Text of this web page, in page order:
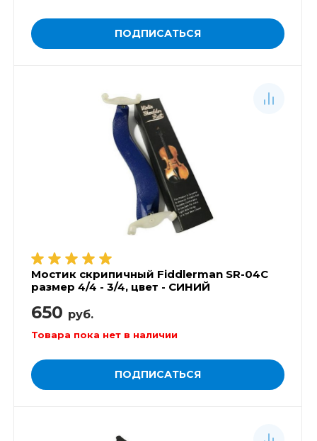
ПОДПИСАТЬСЯ
Мостик скрипичный Fiddlerman SR-04C
размер 4/4 - 3/4, цвет - СИНИЙ
650 руб.
Товара пока нет в наличии
ПОДПИСАТЬСЯ